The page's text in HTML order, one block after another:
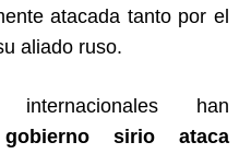
atacada tanto por el
aliado ruso.
internacionales han
sirio ataca